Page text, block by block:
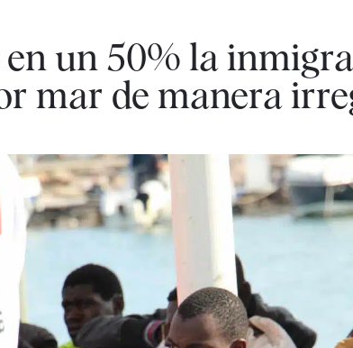
en un 50% la
mar de manera